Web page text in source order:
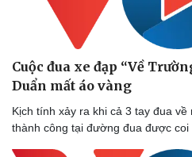
Thể thao
Bóng đá
Thế giới thể thao
eSports
Hậu trường
Cuộc đua xe đạp “Về
Duẩn mất áo vàng
Kịch tính xảy ra khi cả 3 tay đua
thành công tại đường đua được coi